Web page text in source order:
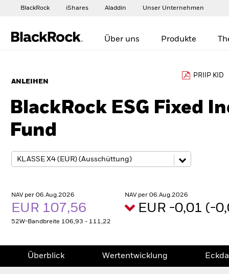
BlackRock iShares Aladdin Unser Unternehmen
Über uns Produkte
ANLEIHEN
PRIIP KID
BlackRock ESG Fixed
Fund
NAV per 06.Aug.2026
EUR 107,56
52W-Bandbreite 106,93 - 111,22
NAV per 06.Aug.2026
EUR -0,01 (-
Überblick Wertentwicklung